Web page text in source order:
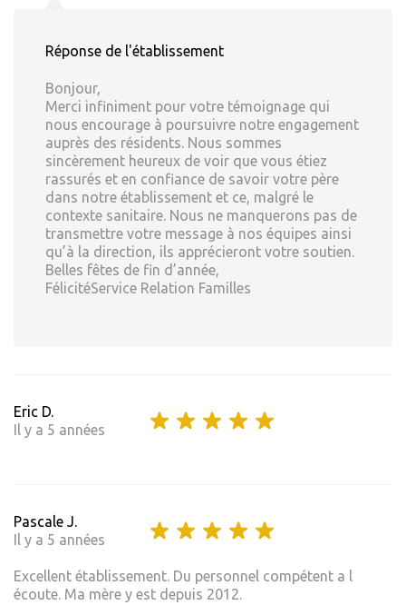
Réponse de l'établissement
Bonjour,
Merci infiniment pour votre témoignage qui
nous encourage à poursuivre notre engagement
auprès des résidents. Nous sommes
sincèrement heureux de voir que vous étiez
rassurés et en confiance de savoir votre père
dans notre établissement et ce, malgré le
contexte sanitaire. Nous ne manquerons pas de
transmettre votre message à nos équipes ainsi
qu’à la direction, ils apprécieront votre soutien.
Belles fêtes de fin d’année,
FélicitéService Relation Familles
Eric D.
Il y a 5 années
Pascale J.
Il y a 5 années
Excellent établissement. Du personnel compétent a l
écoute. Ma mère y est depuis 2012.